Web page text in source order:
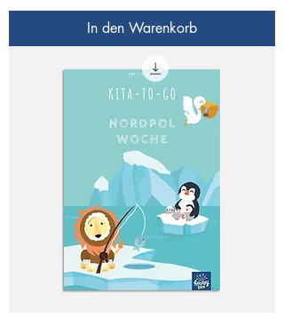
In den Warenkorb